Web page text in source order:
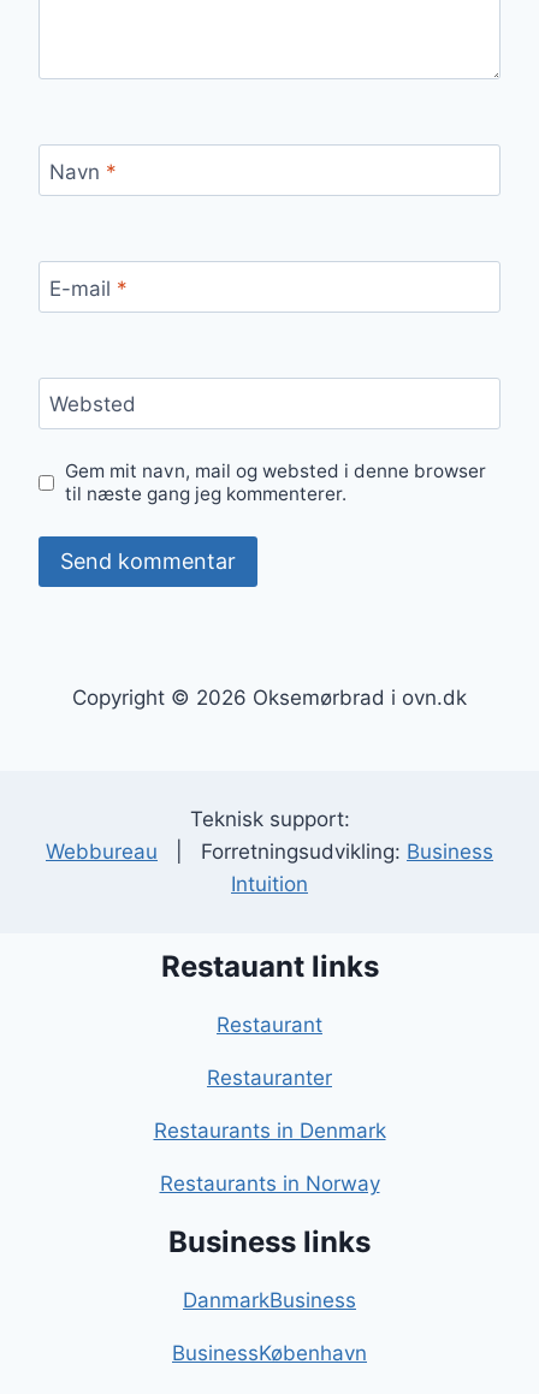
Navn *
E-mail *
Websted
Gem mit navn, mail og websted i denne browser
til næste gang jeg kommenterer.
Copyright © 2026 Oksemørbrad i ovn.dk
Teknisk support:
Webbureau | Forretningsudvikling: Business
Intuition
Restauant links
Restaurant
Restauranter
Restaurants in Denmark
Restaurants in Norway
Business links
DanmarkBusiness
BusinessKøbenhavn